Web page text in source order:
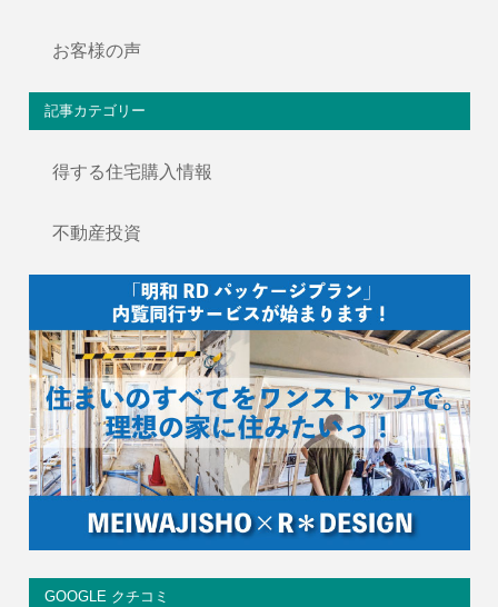
お客様の声
記事カテゴリー
得する住宅購入情報
不動産投資
GOOGLE クチコミ